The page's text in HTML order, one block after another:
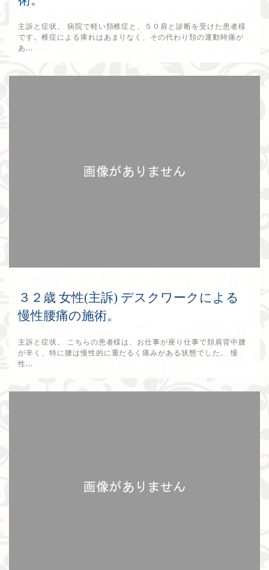
主訴と症状。 病院で軽い頚椎症と、５０肩と診断を受けた患者様
です。椎症による痺れはあまりなく、その代わり頚の運動時痛が
あ...
３２歳 女性(主訴) デスクワークによる
慢性腰痛の施術。
主訴と症状。 こちらの患者様は、お仕事が座り仕事で頚肩背中腰
が辛く、特に腰は慢性的に重だるく痛みがある状態でした。 慢
性...